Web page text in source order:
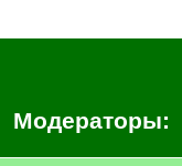
Модераторы: